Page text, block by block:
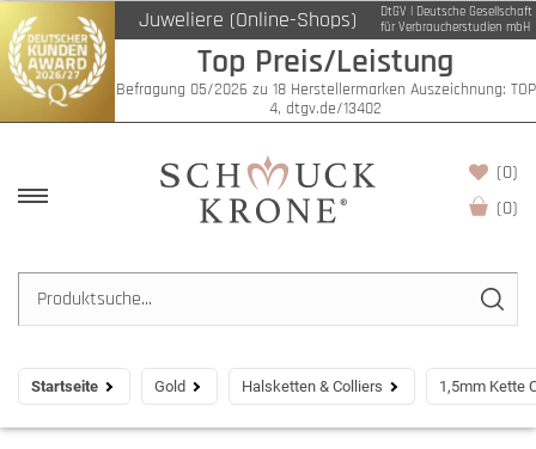
Juweliere (Online-Shops)
DtGV | Deutsche Gesellschaft
für Verbraucherstudien mbH
Top Preis/Leistung
Befragung 05/2026 zu 18 Herstellermarken Auszeichnung: TOP
4, dtgv.de/13402
(0)
(0)
Startseite Gold Halsketten & Colliers 1,5mm Kette